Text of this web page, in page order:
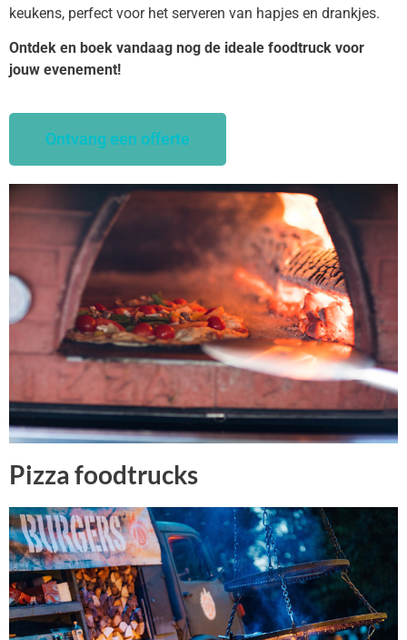
keukens, perfect voor het serveren van hapjes en drankjes.
Ontdek en boek vandaag nog de ideale foodtruck voor
jouw evenement!
Ontvang een offerte
Pizza foodtrucks